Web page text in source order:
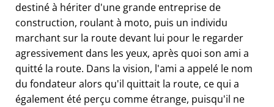
destiné à hériter d'une grande entreprise de
construction, roulant à moto, puis un individu
marchant sur la route devant lui pour le regarder
agressivement dans les yeux, après quoi son ami a
quitté la route. Dans la vision, l'ami a appelé le nom
du fondateur alors qu'il quittait la route, ce qui a
également été perçu comme étrange, puisqu'il ne